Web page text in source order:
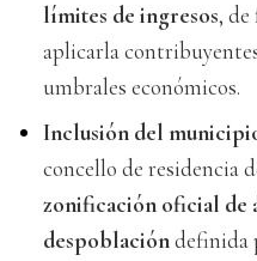
límites de ingresos, de
aplicarla
umbrales económicos.
Inclusión del
concello de residencia
zonificación oficial de
despoblacióndefinida